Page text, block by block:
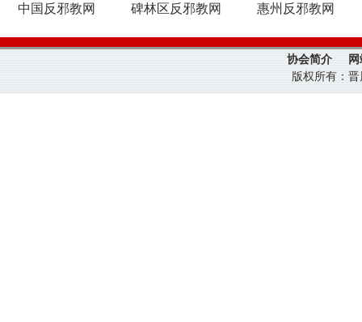
中国反邪教网 碑林区反邪教网 惠州反邪教网
协会简介
版权所有：